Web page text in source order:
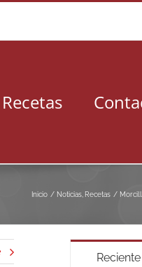
Recetas
Inicio Noticias Recetas
Reciente